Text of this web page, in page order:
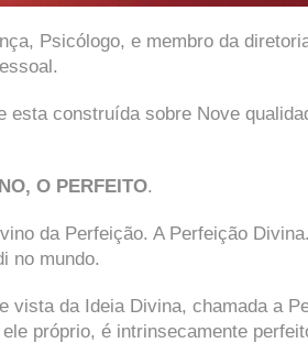
Psicólogo, e membro da
esta construída sobre Nove
O PERFEITO.
da Perfeição. A Perfeição
no mundo.
vista da Ideia Divina, chamada a
próprio, é intrinsecamente